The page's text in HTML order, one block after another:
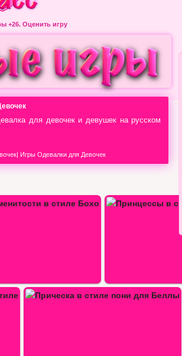
+26. Оценить игру
для девочек и девушек на русском
| Игры Одевалки для Девочек
стиле фей Милашка в розовом
Барби в стиле Эвер Афтер Хай